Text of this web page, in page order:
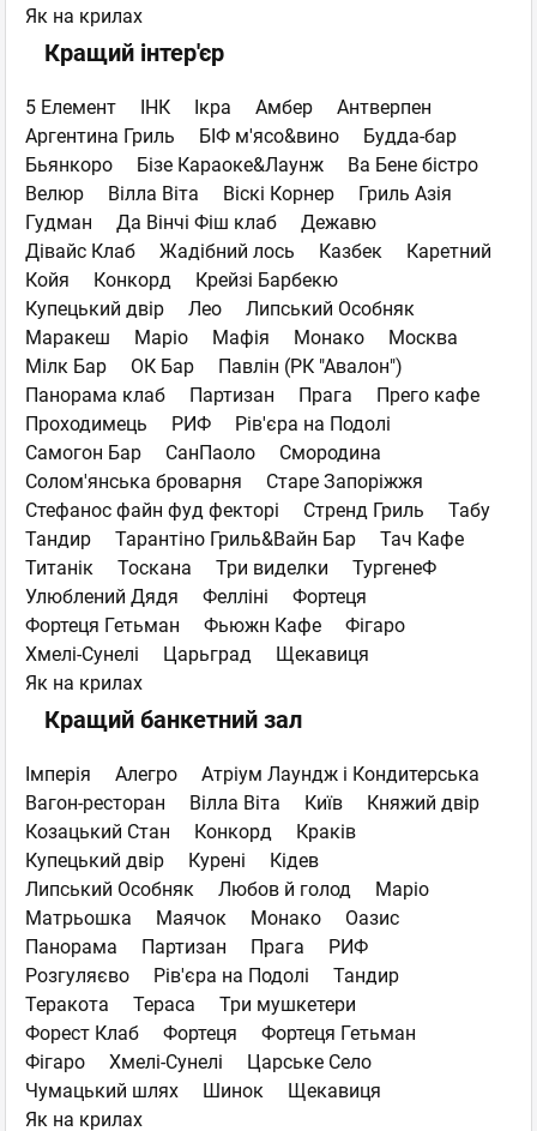
Як на крилах
Кращий інтер'єр
5 Елемент ІНК Ікра Амбер
Антверпен
Аргентина Гриль
БІФ м'ясо&вино
Будда-бар
Бьянкоро
Бізе Караоке&Лаунж
Ва Бене бістро
Велюр
Вілла Віта Віскі Корнер
Гриль Азія
Гудман
Да Вінчі Фіш клаб
Дежавю
Дівайс Клаб
Жадібний лось Казбек
Каретний
Койя
Конкорд
Крейзі Барбекю
Купецький двір
Лео
Липський Особняк
Маракеш
Маріо Мафія Монако
Москва
Мілк Бар
ОК Бар
Павлін (РК "Авалон")
Панорама клаб
Партизан Прага
Прего кафе
Проходимець
РИФ
Рів'єра на Подолі
Самогон Бар
СанПаоло
Смородина
Солом'янська броварня
Старе Запоріжжя
Стефанос файн фуд фекторі
Стренд Гриль
Табу
Тандир
Тарантіно Гриль&Вайн Бар
Тач Кафе
Титанік
Тоскана Три виделки
ТургенеФ
Улюблений Дядя
Фелліні
Фортеця
Фортеця Гетьман
Фьюжн Кафе
Фігаро
Хмелі-Сунелі
Царьград
Щекавиця
Як на крилах
Кращий банкетний зал
Імперія Алегро
Атріум Лаундж і Кондитерська
Вагон-ресторан
Вілла Віта Київ
Княжий двір
Козацький Стан
Конкорд
Краків
Купецький двір
Курені
Кідев
Липський Особняк
Любов й голод
Маріо
Матрьошка
Маячок Монако
Оазис
Панорама
Партизан Прага
РИФ
Розгуляєво
Рів'єра на Подолі
Тандир
Теракота
Тераса
Три мушкетери
Форест Клаб
Фортеця
Фортеця Гетьман
Фігаро
Хмелі-Сунелі
Царське Село
Чумацький шлях
Шинок
Щекавиця
Як на крилах